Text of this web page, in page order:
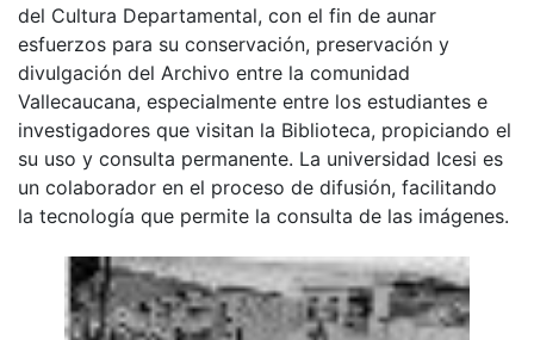
del Cultura Departamental, con el fin de aunar
esfuerzos para su conservación, preservación y
divulgación del Archivo entre la comunidad
Vallecaucana, especialmente entre los estudiantes e
investigadores que visitan la Biblioteca, propiciando el
su uso y consulta permanente. La universidad Icesi es
un colaborador en el proceso de difusión, facilitando
la tecnología que permite la consulta de las imágenes.